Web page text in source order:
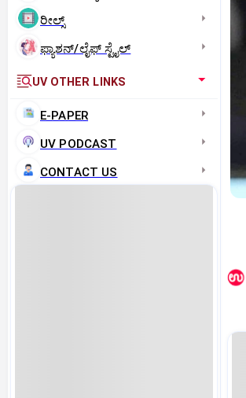
ರೀಲ್ಸ್
ಫ್ಯಾಶನ್/ಲೈಫ್‌ ಸ್ಟೈಲ್
UV OTHER LINKS
E-PAPER
UV PODCAST
CONTACT US